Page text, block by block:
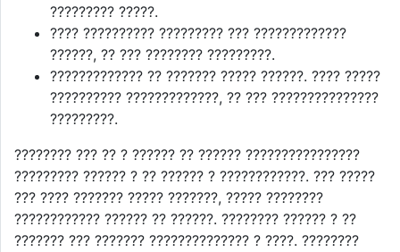
????????? ?????.
???? ?????????? ????????? ??? ?????????????
??????, ?? ??? ???????? ?????????.
????????????? ?? ??????? ????? ??????. ???? ?????
?????????? ?????????????, ?? ??? ???????????????
?????????.
???????? ??? ?? ? ?????? ?? ?????? ????????????????
????????? ?????? ? ?? ?????? ? ????????????. ??? ?????
??? ???? ??????? ????? ???????, ????? ????????
???????????? ?????? ?? ??????. ???????? ?????? ? ??
??????? ??? ??????? ?????????????? ? ????. ????????